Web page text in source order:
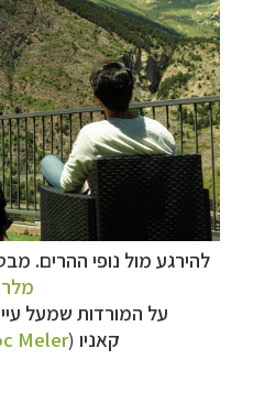
להירגע מול נופי ההרים.
מלר
על המורדות שמעל
קאניו (
Meler